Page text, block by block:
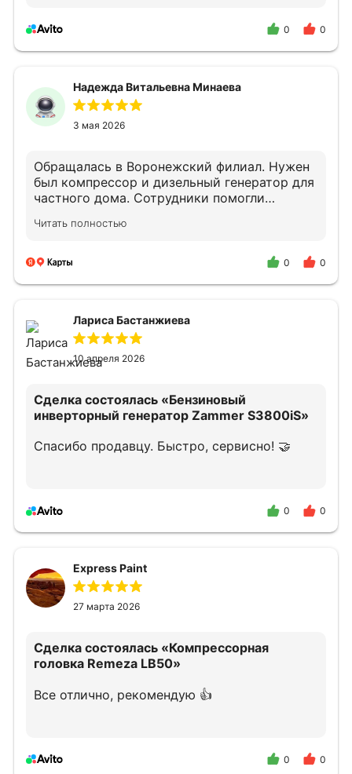
0 0
Надежда Витальевна Минаева
3 мая 2026
Обращалась в Воронежский филиал. Нужен
был компрессор и дизельный генератор для
частного дома. Сотрудники помогли
Квалифицированно проконсультировали по
В случае необходимости снова обращусь и
Читать полностью
0 0
Лариса Бастанжиева
10 апреля 2026
Сделка состоялась «Бензиновый
инверторный генератор Zammer S3800iS»
Спасибо продавцу. Быстро, сервисно! 🤝
0 0
Express Paint
27 марта 2026
Сделка состоялась «Компрессорная
головка Remeza LB50»
Все отлично, рекомендую 👍
0 0